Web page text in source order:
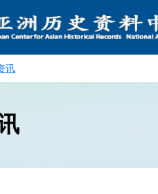
讯